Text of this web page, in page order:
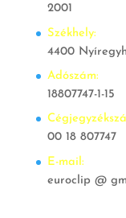
2001
Székhely:
4400
Adószám:
18807747-1-15
00 18 807747
E-mail:
euroclip @